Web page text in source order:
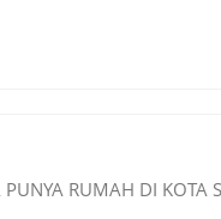
RUMAH DI KOTA